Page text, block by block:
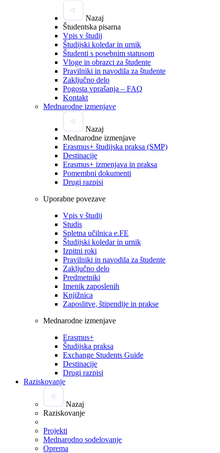
Nazaj
Študentska pisarna
Vpis v študij
Študijski koledar in urnik
Študenti s posebnim statusom
Vloge in obrazci za študente
Pravilniki in navodila za študente
Zaključno delo
Pogosta vprašanja – FAQ
Kontakt
Mednarodne izmenjave
Nazaj
Mednarodne izmenjave
Erasmus+ študijska praksa (SMP)
Destinacije
Erasmus+ izmenjava in praksa
Pomembni dokumenti
Drugi razpisi
Uporabne povezave
Vpis v študij
Studis
Spletna učilnica e.FE
Študijski koledar in urnik
Izpitni roki
Pravilniki in navodila za študente
Zaključno delo
Predmetniki
Imenik zaposlenih
Knjižnica
Zaposlitve, štipendije in prakse
Mednarodne izmenjave
Erasmus+
Študijska praksa
Exchange Students Guide
Destinacije
Drugi razpisi
Raziskovanje
Nazaj
Raziskovanje
Projekti
Mednarodno sodelovanje
Oprema